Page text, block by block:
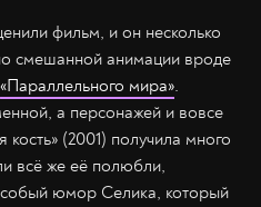
фильм, и он несколько
смешанной анимации вроде
«Параллельного мира».
а персонажей и вовсе
(2001) получила много
всё же её полюбли,
юмор Селика, который